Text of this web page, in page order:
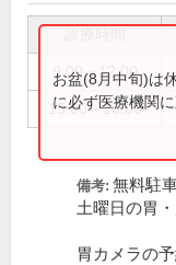
9:00～12:00
15:00～18:00
お盆(8月中旬)は
に必ず医療機関
備考: 無料駐
土曜日の胃
胃カメラの